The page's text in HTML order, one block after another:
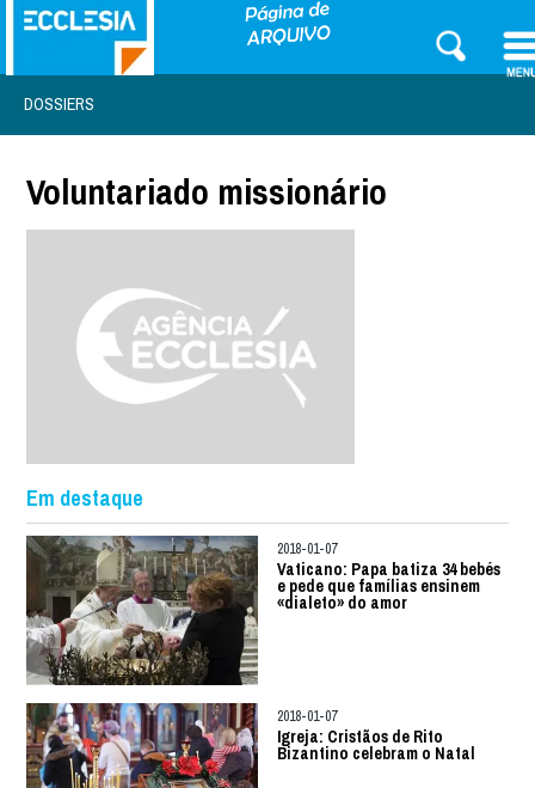
DOSSIERS
Voluntariado missionário
Em destaque
2018-01-07
Vaticano: Papa batiza 34 bebés
e pede que famílias ensinem
«dialeto» do amor
2018-01-07
Igreja: Cristãos de Rito
Bizantino celebram o Natal